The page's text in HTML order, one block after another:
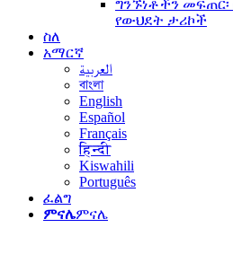
ግንኙነቶችን
የውህደት ታሪኮች
ስለ
አማርኛ
العربية
বাংলা
English
Español
Français
हिन्दी
Kiswahili
Português
ፈልግ
ምናሌምናሌ